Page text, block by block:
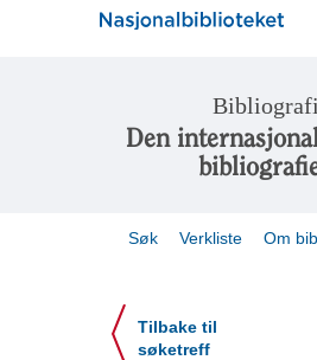
Bibliografi
Den
Søk Verkliste Om
Tilbake til
søketreff